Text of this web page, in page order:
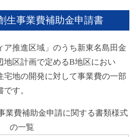
生事業費補助金申請書
ア推進区域」のうち新東名島田金
地区計画で定めるB地区におい
宅地の開発に対して事業費の一部
す。
業費補助金申請に関する書類様式
の一覧